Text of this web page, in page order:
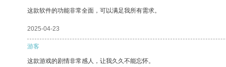
这款软件的功能非常全面，可以满足我所有需求。
2025-04-23
游客
这款游戏的剧情非常感人，让我久久不能忘怀。